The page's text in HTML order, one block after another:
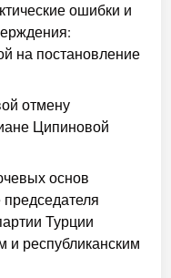
ошибки и
на постановление
отмену
Ципиновой
основ
Турции
республиканским